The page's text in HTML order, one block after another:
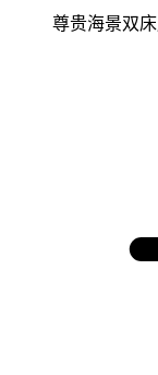
尊贵海景双